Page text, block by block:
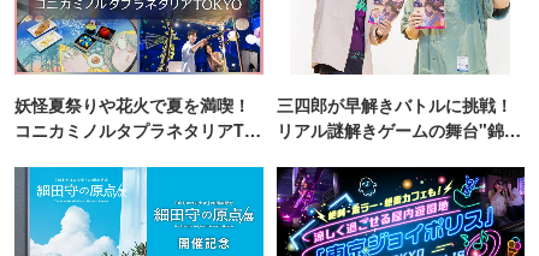
妖怪夏祭りや花火で夏を満喫！
コニカミノルタプラネタリアTO
三四郎が早解きバトルに挑戦！
リアル謎解きゲームの舞台"錦糸